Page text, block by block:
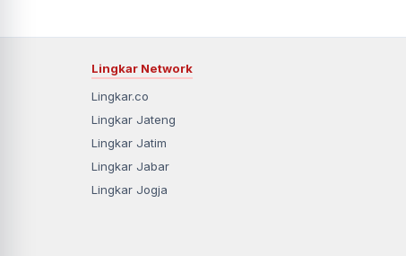
Lingkar Network
Lingkar.co
Lingkar Jateng
Lingkar Jatim
Lingkar Jabar
Lingkar Jogja